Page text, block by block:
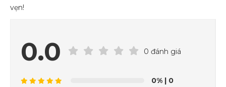
vẹn!
0.0 0 đánh giá
0% | 0